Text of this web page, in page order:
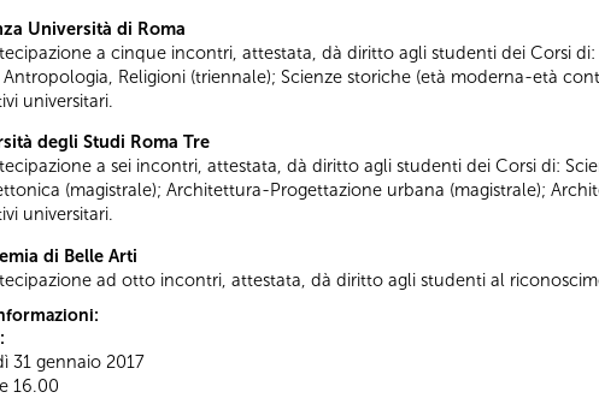
Università di Roma
a cinque incontri, attestata, dà diritto agli studenti dei Corsi
Antropologia, Religioni (triennale); Scienze storiche (età moderna-età
universitari.
degli Studi Roma Tre
a sei incontri, attestata, dà diritto agli studenti dei Corsi di:
(magistrale); Architettura-Progettazione urbana (magistrale);
universitari.
di Belle Arti
ad otto incontri, attestata, dà diritto agli studenti al
31 gennaio 2017
16.00